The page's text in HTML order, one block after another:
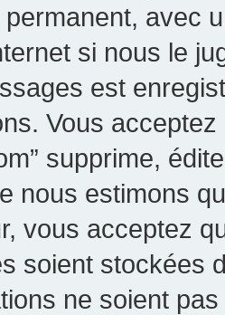
permanent, avec
si nous le
est
Vous
supprime,
nous estimons
vous acceptez
soient stockées
ne soient